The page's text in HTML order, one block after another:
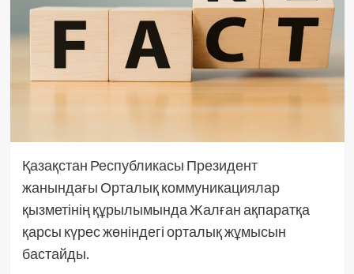
Қазақстан Республикасы Президент
жанындағы Орталық коммуникациялар
қызметінің құрылымында Жалған ақпаратқа
қарсы күрес жөніндегі орталық жұмысын
бастайды.